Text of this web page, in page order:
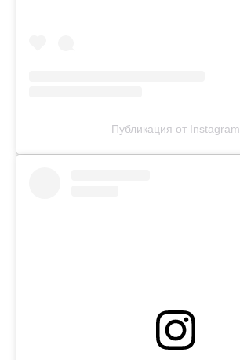
Публикация от Instagram